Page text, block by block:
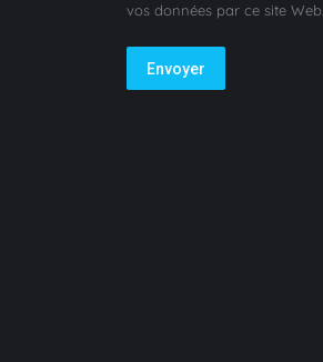
vos données par ce site Web.
Envoyer